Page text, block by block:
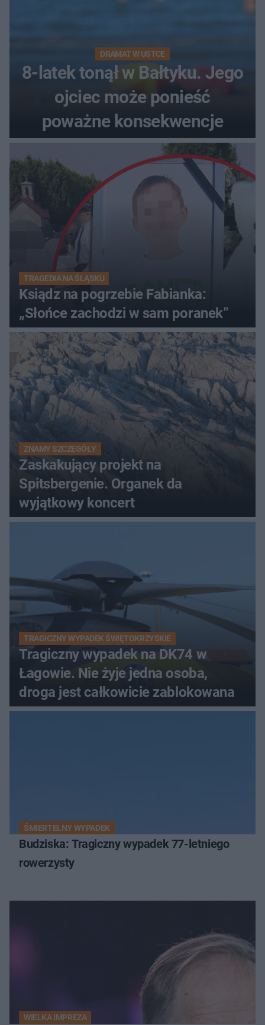
DRAMAT W USTCE
8-latek tonął w Bałtyku. Jego
ojciec może ponieść
poważne konsekwencje
TRAGEDIA NA ŚLĄSKU
Ksiądz na pogrzebie Fabianka:
„Słońce zachodzi w sam poranek”
ZNAMY SZCZEGÓŁY
Zaskakujący projekt na
Spitsbergenie. Organek da
wyjątkowy koncert
TRAGICZNY WYPADEK ŚWIĘTOKRZYSKIE
Tragiczny wypadek na DK74 w
Łagowie. Nie żyje jedna osoba,
droga jest całkowicie zablokowana
ŚMIERTELNY WYPADEK
Budziska: Tragiczny wypadek 77-letniego
rowerzysty
WIELKA IMPREZA